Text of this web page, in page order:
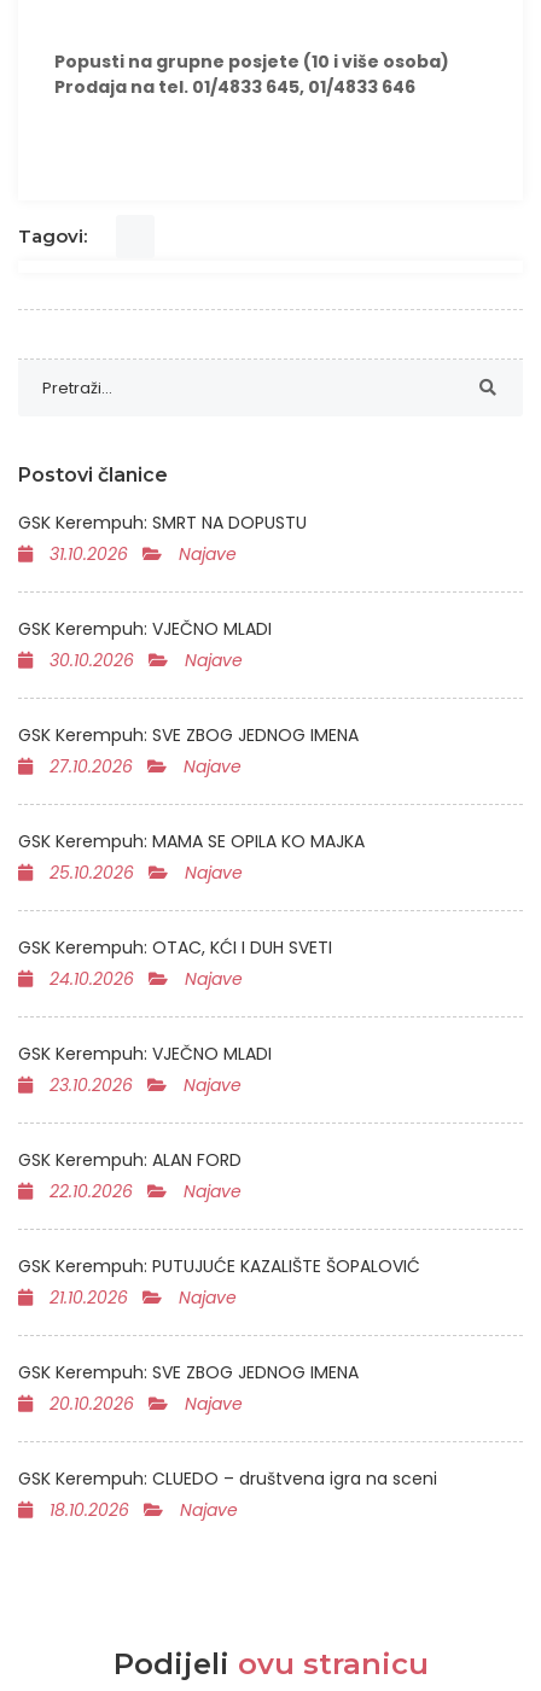
Popusti na grupne posjete (10 i više osoba)
Prodaja na tel. 01/4833 645, 01/4833 646
Tagovi:
Postovi članice
GSK Kerempuh: SMRT NA DOPUSTU
31.10.2026
Najave
GSK Kerempuh: VJEČNO MLADI
30.10.2026
Najave
GSK Kerempuh: SVE ZBOG JEDNOG IMENA
27.10.2026
Najave
GSK Kerempuh: MAMA SE OPILA KO MAJKA
25.10.2026
Najave
GSK Kerempuh: OTAC, KĆI I DUH SVETI
24.10.2026
Najave
GSK Kerempuh: VJEČNO MLADI
23.10.2026
Najave
GSK Kerempuh: ALAN FORD
22.10.2026
Najave
GSK Kerempuh: PUTUJUĆE KAZALIŠTE ŠOPALOVIĆ
21.10.2026
Najave
GSK Kerempuh: SVE ZBOG JEDNOG IMENA
20.10.2026
Najave
GSK Kerempuh: CLUEDO – društvena igra na sceni
18.10.2026
Najave
Podijeli ovu stranicu